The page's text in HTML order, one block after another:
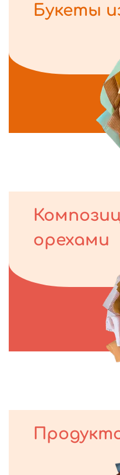
Букеты
орехами